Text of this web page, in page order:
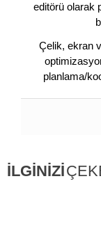
editörü olarak
Çelik, ekran
planlama/
İLGİNİZİ